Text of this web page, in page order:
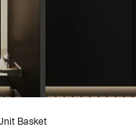
Basket